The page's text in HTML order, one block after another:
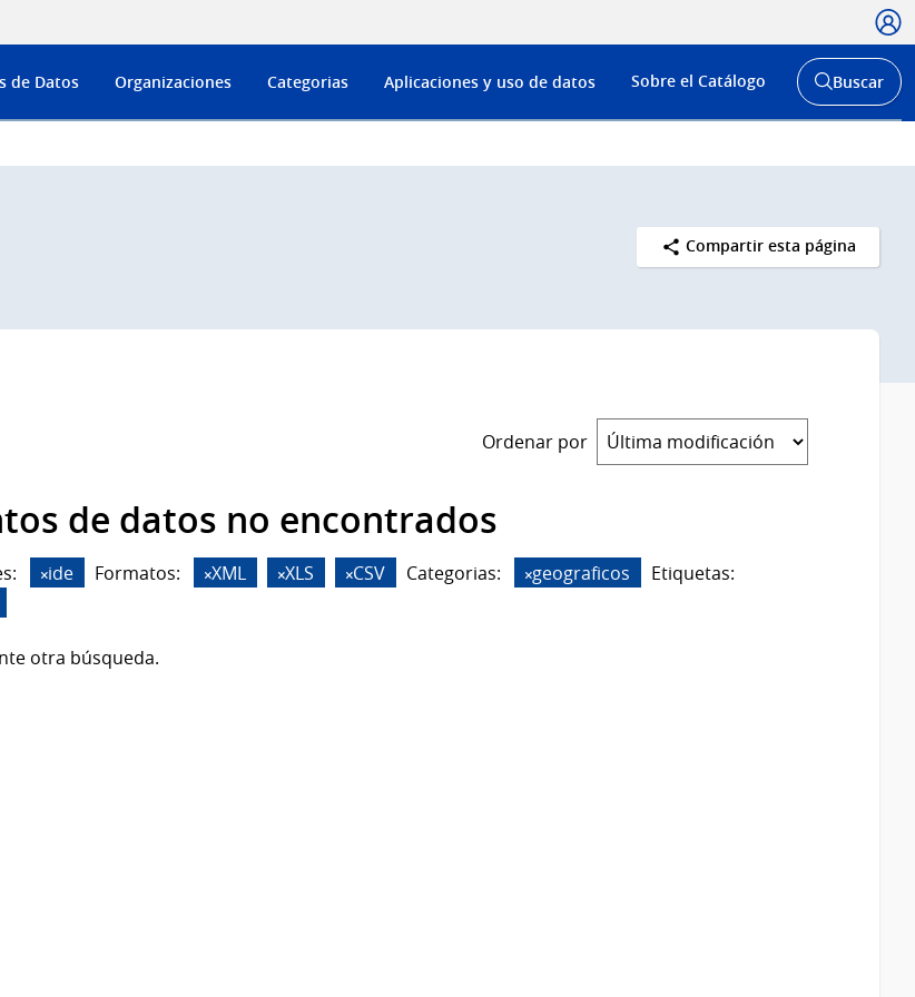
Menú
de
de Datos Organizaciones Categorias Aplicaciones y uso de datos Sobre el Catálogo
Abrir
buscador
Buscar
Compartir esta página
Ordenar por
de datos no encontrados
ide Formatos: XML XLS CSV Categorias: geograficos
Etiquetas:
otra búsqueda.